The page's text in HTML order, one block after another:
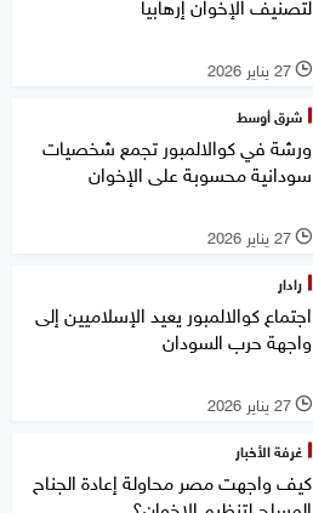
l 27 يناير 2026
شرق أوسط
ورشة في كوالالمبور تجمع شخصيات
سودانية محسوبة على الإخوان
l 27 يناير 2026
رادار
اجتماع كوالالمبور يعيد الإسلاميين إلى
واجهة حرب السودان
l 27 يناير 2026
غرفة الأخبار
كيف واجهت مصر محاولة إعادة الجناح